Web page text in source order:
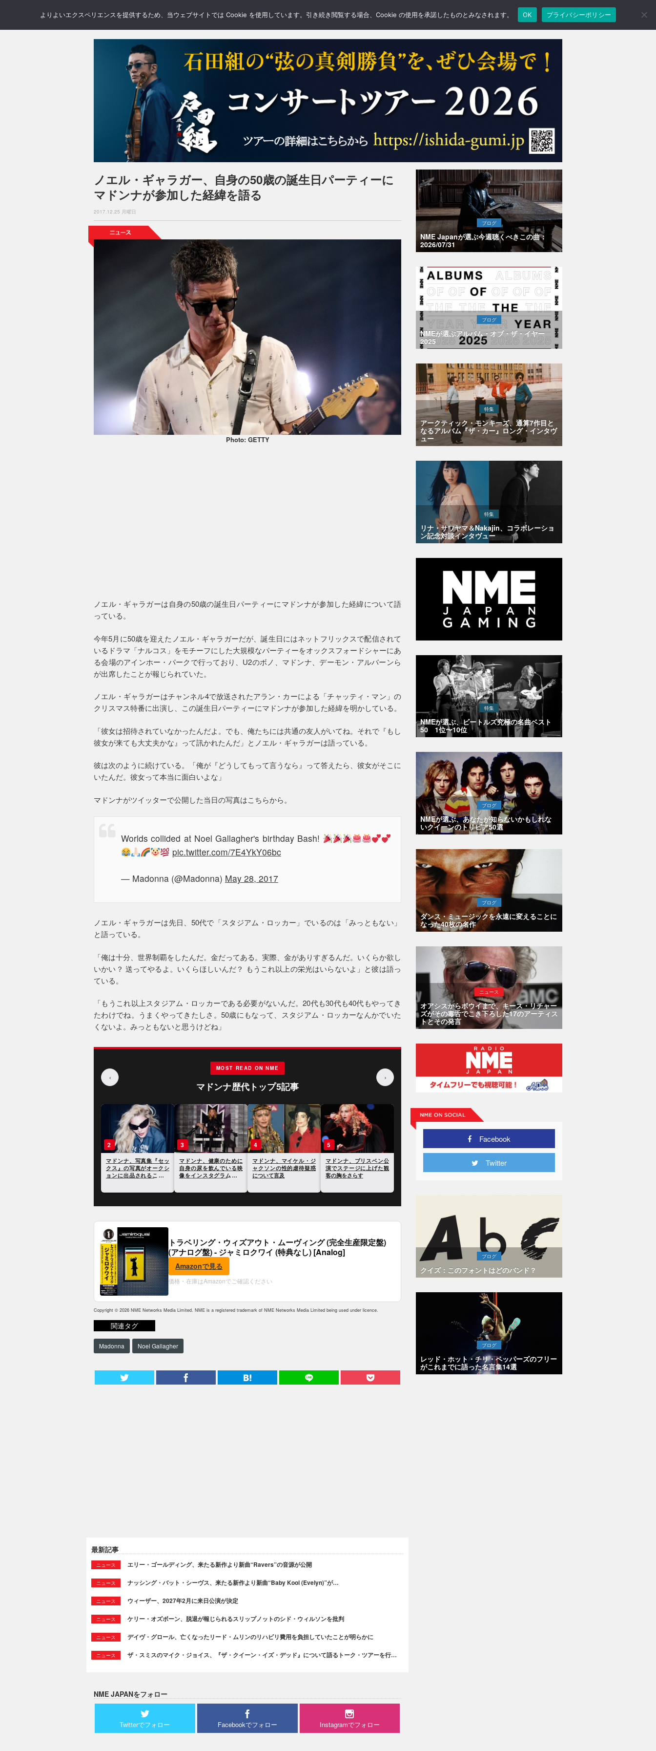
NEWS REVIEWS GALLERY BLOGS FEATURE
ノエル・ギャラガー、自身の50歳の誕生日パーティーに
マドンナが参加した経緯を語る
2017.12.25 月曜日
Photo: GETTY
ノエル・ギャラガーは自身の50歳の誕生日パーティーにマドンナが参加した経緯について語
っている。
今年5月に50歳を迎えたノエル・ギャラガーだが、誕生日にはネットフリックスで配信されて
いるドラマ「ナルコス」をモチーフにした大規模なパーティーをオックスフォードシャーにあ
る会場のアインホー・パークで行っており、U2のボノ、マドンナ、デーモン・アルバーンら
が出席したことが報じられていた。
ノエル・ギャラガーはチャンネル4で放送されたアラン・カーによる「チャッティ・マン」の
クリスマス特番に出演し、この誕生日パーティーにマドンナが参加した経緯を明かしている。
「彼女は招待されていなかったんだよ。でも、俺たちには共通の友人がいてね。それで『もし
彼女が来ても大丈夫かな』って訊かれたんだ」とノエル・ギャラガーは語っている。
彼は次のように続けている。「俺が『どうしてもって言うなら』って答えたら、彼女がそこに
いたんだ。彼女って本当に面白いよな」
マドンナがツイッターで公開した当日の写真はこちらから。
Worlds collided at Noel Gallagher's birthday Bash!
pic.twitter.com/7E4YkY06bc
— Madonna (@Madonna) May 28, 2017
ノエル・ギャラガーは先日、50代で「スタジアム・ロッカー」でいるのは「みっともない」
と語っている。
「俺は十分、世界制覇をしたんだ。金だってある。実際、金がありすぎるんだ。いくらか欲し
いかい？ 送ってやるよ。いくらほしいんだ？ もうこれ以上の栄光はいらないよ」と彼は語っ
ている。
「もうこれ以上スタジアム・ロッカーである必要がないんだ。20代も30代も40代もやってき
たわけでね。うまくやってきたしさ。50歳にもなって、スタジアム・ロッカーなんかでいた
くないよ。みっともないと思うけどね」
‹
MOST READ ON NME
マドンナ歴代トップ5記事
›
1
マドンナ、新型コロナウ
イルスで1人の家族と2人
の友人を失ったと明かす
2
マドンナ、写真集『セッ
クス』の写真がオークシ
ョンに出品されることが
3
マドンナ、健康のために
自身の尿を飲んでいる映
像をインスタグラムで公
4
マドンナ、マイケル・ジ
ャクソンの性的虐待疑惑
について言及
トラベリング・ウィズアウト・ムーヴィング (完全生産限定盤)
(アナログ盤) - ジャミロクワイ (特典なし) [Analog]
Amazonで見る
価格・在庫はAmazonでご確認ください
Copyright © 2026 NME Networks Media Limited. NME is a registered trademark of NME Networks Media Limited being used under licence.
関連タグ
Madonna Noel Gallagher
最新記事
ニュース エリー・ゴールディング、来たる新作より新曲“Ravers”の音源が公開
ニュース ナッシング・バット・シーヴス、来たる新作より新曲“Baby Kool (Evelyn)”が…
ニュース ウィーザー、2027年2月に来日公演が決定
ニュース ケリー・オズボーン、脱退が報じられるスリップノットのシド・ウィルソンを批判
ニュース デイヴ・グロール、亡くなったリード・ムリンのリハビリ費用を負担していたことが明らかに
ニュース ザ・スミスのマイク・ジョイス、『ザ・クイーン・イズ・デッド』について語るトーク・ツアーを行…
NME JAPANをフォロー
Twitterでフォロー Facebookでフォロー Instagramでフォロー
ブログ
NME Japanが選ぶ今週聴くべきこの曲：
2026/07/31
ブログ
NMEが選ぶアルバム・オブ・ザ・イヤー
2025
特集
アークティック・モンキーズ、通算7作目と
なるアルバム『ザ・カー』ロング・インタヴ
ュー
特集
リナ・サワヤマ＆Nakajin、コラボレーショ
ン記念対談インタヴュー
特集
NMEが選ぶ、ビートルズ究極の名曲ベスト
50 1位〜10位
ブログ
NMEが選ぶ、あなたが知らないかもしれな
いクイーンのトリビア50選
ブログ
ダンス・ミュージックを永遠に変えることに
なった40枚の名作
ニュース
オアシスからボウイまで、キース・リチャー
ズがその毒舌でこき下ろした17のアーティス
トとその発言
Facebook
Twitter
ブログ
クイズ：このフォントはどのバンド？
ブログ
レッド・ホット・チリ・ペッパーズのフリー
がこれまでに語った名言集14選
よりよいエクスペリエンスを提供するため、当ウェブサイトでは Cookie を使用しています。引き続き閲覧する場合、Cookie の使用を承諾したものとみなされます。 OK プライバシーポリシー